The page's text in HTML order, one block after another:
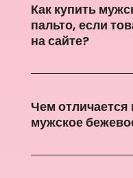
Как купить
пальто, если
на сайте?
Чем
мужское